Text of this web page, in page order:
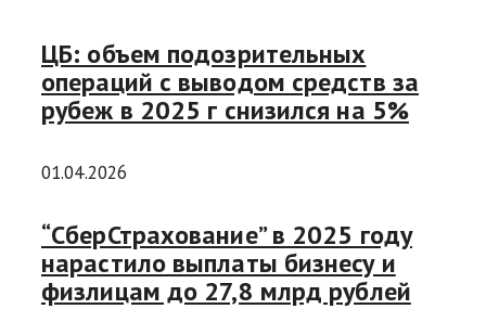
ЦБ: объем подозрительных
операций с выводом средств за
рубеж в 2025 г снизился на 5%
01.04.2026
“СберСтрахование” в 2025 году
нарастило выплаты бизнесу и
физлицам до 27,8 млрд рублей